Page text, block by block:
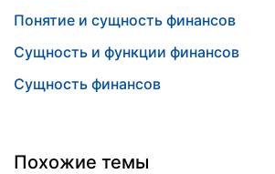
Понятие и сущность финансов
Сущность и функции финансов
Сущность финансов
Похожие темы